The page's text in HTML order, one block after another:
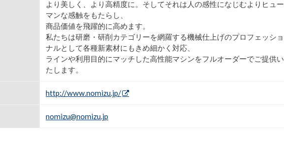
より美しく、より高精度に。そしてそれは人の感性になじむよりヒュー
マンな感触をもたらし、
商品価値を飛躍的に高めます。
私たちは研磨・研削カテゴリーを網羅する機械仕上げのプロフェッショ
ナルとして各種新素材にもきめ細かく対応、
ラインや利用目的にマッチした高性能マシンをフルオーダーでご提供い
たします。
http://www.nomizu.jp/
nomizu@nomizu.jp